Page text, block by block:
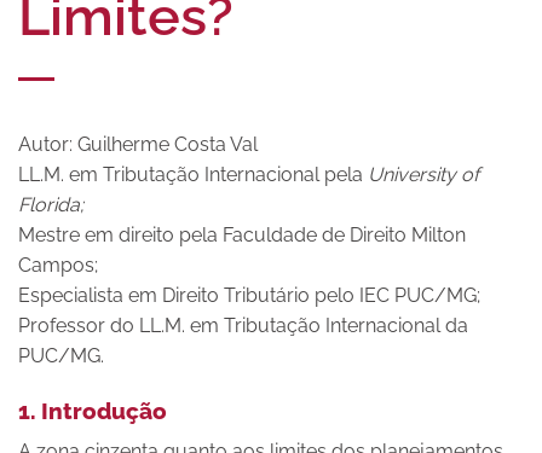
Limites?
Autor: Guilherme Costa Val
LL.M. em Tributação Internacional pela University of
Florida;
Mestre em direito pela Faculdade de Direito Milton
Campos;
Especialista em Direito Tributário pelo IEC PUC/MG;
Professor do LL.M. em Tributação Internacional da
PUC/MG.
1. Introdução